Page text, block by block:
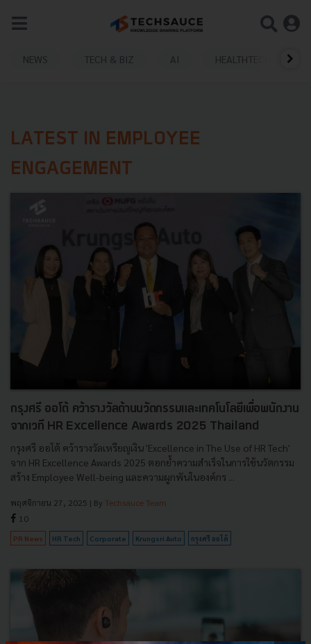
NEWS TECH & BIZ AI HEALTHTECH
LATEST IN EMPLOYEE
ENGAGEMENT
กรุงศรี ออโต้ คว้ารางวัลด้านนวัตกรรมและเทคโนโลยีเพื่อพนักงาน
จากเวที HR Excellence Awards 2025 Thailand
กรุงศรี ออโต้ คว้ารางวัลเหรียญเงิน 'Excellence in The Use of HR Tech'
จาก HR Excellence Awards 2025 ตอกย้ำความสำเร็จในการใช้นวัตกรรม
สร้าง Employee Well-being และความผูกพันในองค์กร ...
พฤศจิกายน 27, 2025 | By Techsauce Team
10
PR News HR Tech Corporate Krungsri Auto กรุงศรี ออโต้